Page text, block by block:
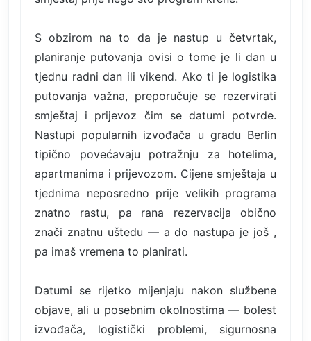
S obzirom na to da je nastup u četvrtak,
planiranje putovanja ovisi o tome je li dan u
tjednu radni dan ili vikend. Ako ti je logistika
putovanja važna, preporučuje se rezervirati
smještaj i prijevoz čim se datumi potvrde.
Nastupi popularnih izvođača u gradu Berlin
tipično povećavaju potražnju za hotelima,
apartmanima i prijevozom. Cijene smještaja u
tjednima neposredno prije velikih programa
znatno rastu, pa rana rezervacija obično
znači znatnu uštedu — a do nastupa je još ,
pa imaš vremena to planirati.
Datumi se rijetko mijenjaju nakon službene
objave, ali u posebnim okolnostima — bolest
izvođača, logistički problemi, sigurnosna